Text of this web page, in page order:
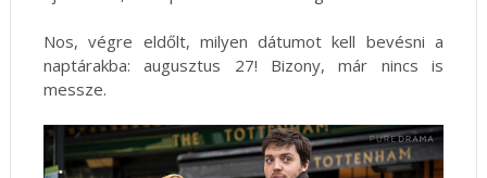
Nos, végre eldőlt, milyen dátumot kell bevésni a
naptárakba: augusztus 27! Bizony, már nincs is
messze.